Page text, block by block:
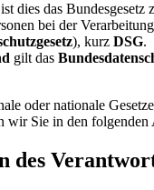
ist dies das Bundesgesetz
bei der
), kurz DSG.
gilt das
oder nationale
wir Sie in den folgenden
des